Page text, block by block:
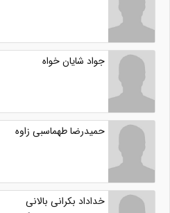
جواد شایان خواه
حمیدرضا طهماسبی زاوه
خداداد بکرانی بالانی